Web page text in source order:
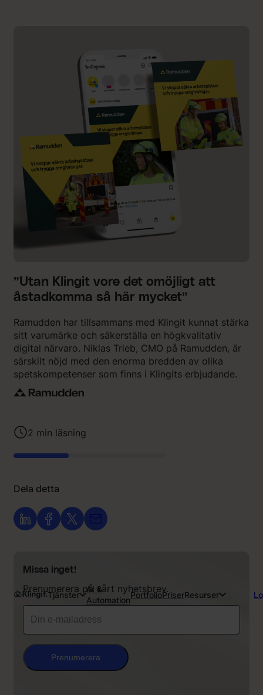
Tjänster
AI &
Automation
PortfolioPriserResurser
”Utan Klingit vore det omöjligt att
åstadkomma så här mycket”
Ramudden har tillsammans med Klingit kunnat stärka
sitt varumärke och säkerställa en högkvalitativ
digital närvaro. Niklas Trieb, CMO på Ramudden, är
särskilt nöjd med den enorma bredden av olika
spetskompetenser som finns i Klingits erbjudande.
2 min läsning
Dela detta
Missa inget!
Prenumerera på vårt nyhetsbrev.
Prenumerera